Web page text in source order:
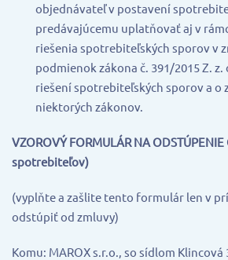
objednávateľ v postavení
predávajúcemu uplatňovať aj v
riešenia spotrebiteľských sporov v
podmienok zákona č. 391/2015 Z.
riešení spotrebiteľských sporov a o
niektorých zákonov.
VZOROVÝ FORMULÁR NA
spotrebiteľov)
(vyplňte a zašlite tento formulár len v
odstúpiť od zmluvy)
Komu: MAROX s.r.o., so sídlom Klincová